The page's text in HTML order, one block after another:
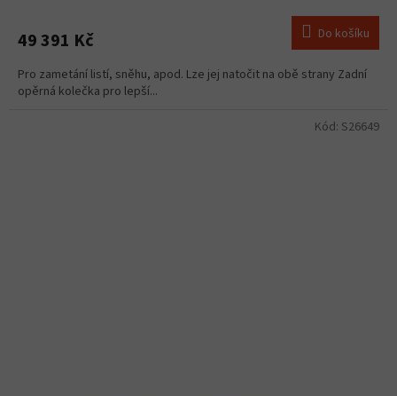
49 391 Kč Do košíku
Pro zametání listí, sněhu, apod. Lze jej natočit na obě strany Zadní
opěrná kolečka pro lepší...
Kód: S26649